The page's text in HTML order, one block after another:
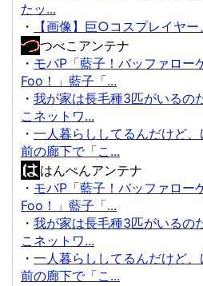
たッ...
・
【画像】巨○コスプレイヤ
つべこアンテナ
・ モバP「藍子！バッファロー
Foo！」藍子「...
・ 我が家は長毛種3匹がいるの
こネットワ...
・ 一人暮らししてるんだけど
前の廊下で「こ...
はんぺんアンテナ
・ モバP「藍子！バッファロー
Foo！」藍子「...
・ 我が家は長毛種3匹がいるの
こネットワ...
・ 一人暮らししてるんだけど
前の廊下で「こ...